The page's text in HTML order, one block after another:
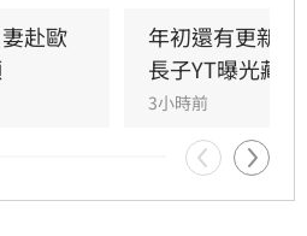
互動，不難想見這複雜的
響。
赴歐
年初還有更新
長子YT曝光藏
3小時前